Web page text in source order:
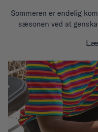
Sommeren er endelig
sæsonen ved at